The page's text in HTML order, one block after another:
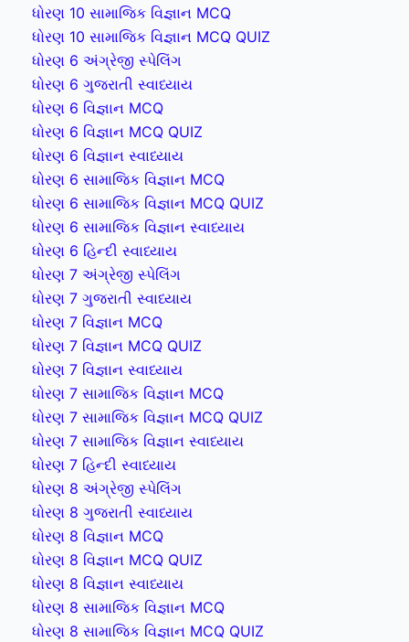
ધોરણ 10 સામાજિક વિજ્ઞાન MCQ
ધોરણ 10 સામાજિક વિજ્ઞાન MCQ QUIZ
ધોરણ 6 અંગ્રેજી સ્પેલિંગ
ધોરણ 6 ગુજરાતી સ્વાધ્યાય
ધોરણ 6 વિજ્ઞાન MCQ
ધોરણ 6 વિજ્ઞાન MCQ QUIZ
ધોરણ 6 વિજ્ઞાન સ્વાધ્યાય
ધોરણ 6 સામાજિક વિજ્ઞાન MCQ
ધોરણ 6 સામાજિક વિજ્ઞાન MCQ QUIZ
ધોરણ 6 સામાજિક વિજ્ઞાન સ્વાધ્યાય
ધોરણ 6 હિન્દી સ્વાધ્યાય
ધોરણ 7 અંગ્રેજી સ્પેલિંગ
ધોરણ 7 ગુજરાતી સ્વાધ્યાય
ધોરણ 7 વિજ્ઞાન MCQ
ધોરણ 7 વિજ્ઞાન MCQ QUIZ
ધોરણ 7 વિજ્ઞાન સ્વાધ્યાય
ધોરણ 7 સામાજિક વિજ્ઞાન MCQ
ધોરણ 7 સામાજિક વિજ્ઞાન MCQ QUIZ
ધોરણ 7 સામાજિક વિજ્ઞાન સ્વાધ્યાય
ધોરણ 7 હિન્દી સ્વાધ્યાય
ધોરણ 8 અંગ્રેજી સ્પેલિંગ
ધોરણ 8 ગુજરાતી સ્વાધ્યાય
ધોરણ 8 વિજ્ઞાન MCQ
ધોરણ 8 વિજ્ઞાન MCQ QUIZ
ધોરણ 8 વિજ્ઞાન સ્વાધ્યાય
ધોરણ 8 સામાજિક વિજ્ઞાન MCQ
ધોરણ 8 સામાજિક વિજ્ઞાન MCQ QUIZ